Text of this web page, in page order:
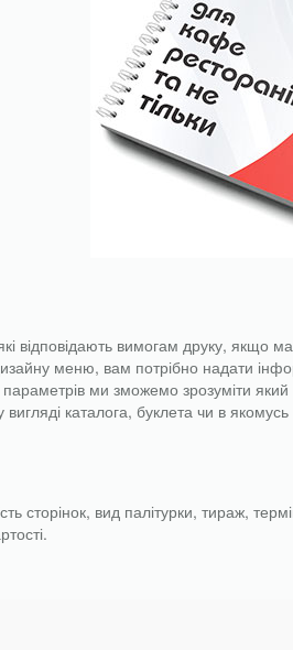
вимогам друку, якщо
меню, вам потрібно надати
параметрів ми зможемо зрозуміти
каталога, буклета чи в якомусь
сторінок, вид палітурки, тираж,